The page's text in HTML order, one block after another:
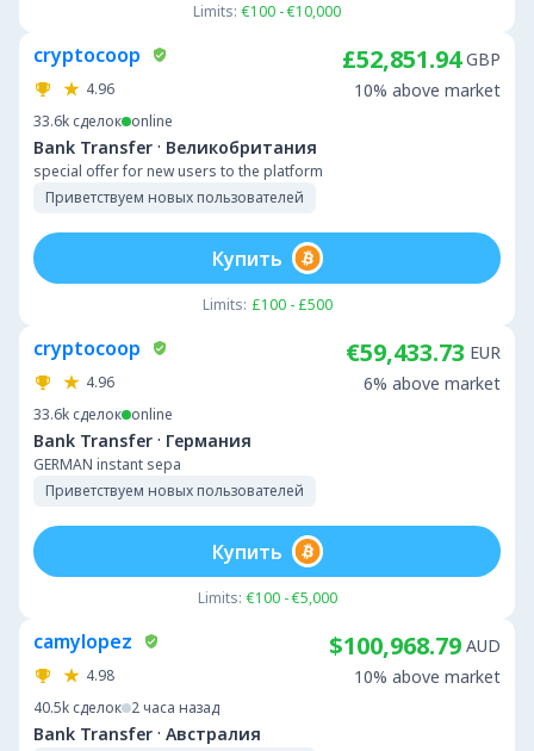
Limits: €100 - €10,000
cryptocoop
4.96
33.6k сделок online
Bank Transfer · Великобритания
special offer for new users to the platform
Приветствуем новых пользователей
£52,851.94 GBP
10% above market
Limits: £100 - £500
Купить
cryptocoop
4.96
33.6k сделок online
Bank Transfer · Германия
GERMAN instant sepa
Приветствуем новых пользователей
€59,433.73 EUR
6% above market
Limits: €100 - €5,000
Купить
camylopez
4.98
40.5k сделок 2 часа назад
Bank Transfer · Австралия
$100,968.79 AUD
10% above market